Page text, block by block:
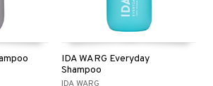
IDA WARG Everyday
Shampoo